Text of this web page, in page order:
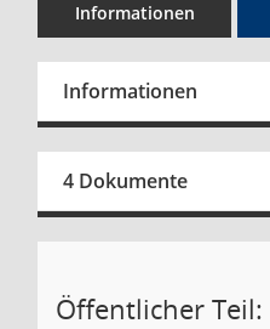
Informationen
Informationen
4 Dokumente
Öffentlicher Teil: